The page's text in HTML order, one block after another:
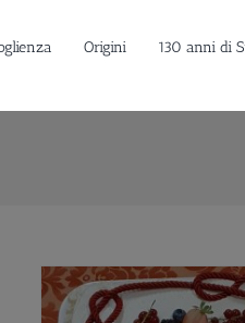
Origini 130 anni di